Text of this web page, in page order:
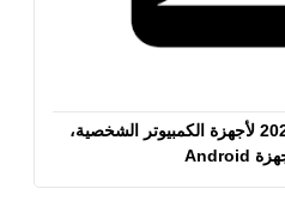
تطبيق CapCut Web لعام 2026 لأجهزة الكمبيوتر الشخصية،